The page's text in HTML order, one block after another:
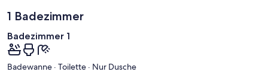
1 Badezimmer
Badezimmer 1
Badewanne · Toilette · Nur Dusche